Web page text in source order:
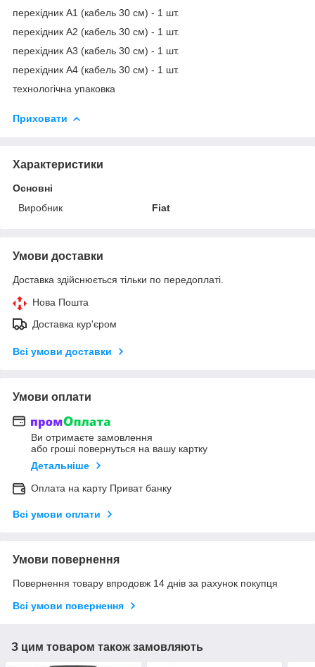
перехідник A1 (кабель 30 см) - 1 шт.
перехідник A2 (кабель 30 см) - 1 шт.
перехідник A3 (кабель 30 см) - 1 шт.
перехідник A4 (кабель 30 см) - 1 шт.
технологічна упаковка
Приховати
Характеристики
Основні
Виробник
Fiat
Умови доставки
Доставка здійснюється тільки по передоплаті.
Нова Пошта
Доставка кур'єром
Всі умови доставки
Умови оплати
Ви отримаєте замовлення
або гроші повернуться на вашу картку
Детальніше
Оплата на карту Приват банку
Всі умови оплати
Умови повернення
Повернення товару впродовж 14 днів за рахунок покупця
Всі умови повернення
З цим товаром також замовляють